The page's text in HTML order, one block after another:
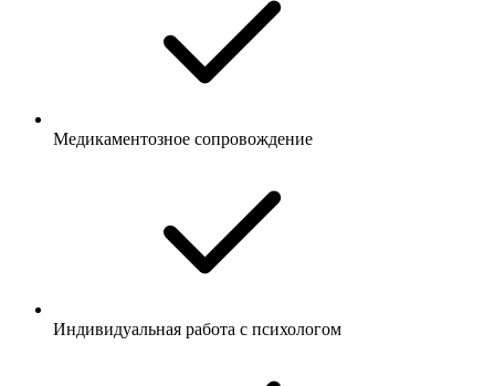
Медикаментозное сопровождение
Индивидуальная работа с психологом